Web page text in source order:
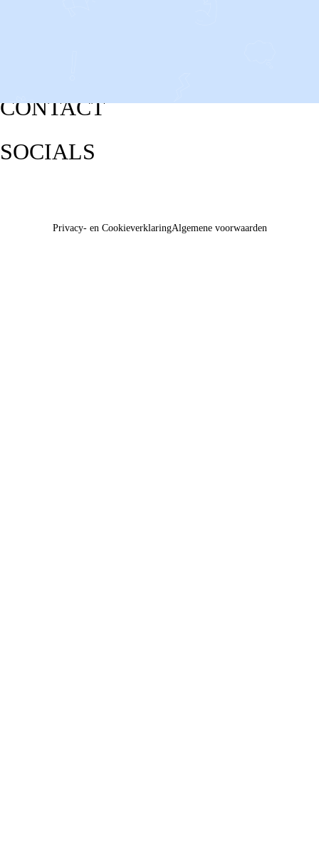
CONTACT
SOCIALS
Privacy- en CookieverklaringAlgemene voorwaarden